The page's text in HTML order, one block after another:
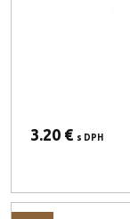
3.20 € s DPH